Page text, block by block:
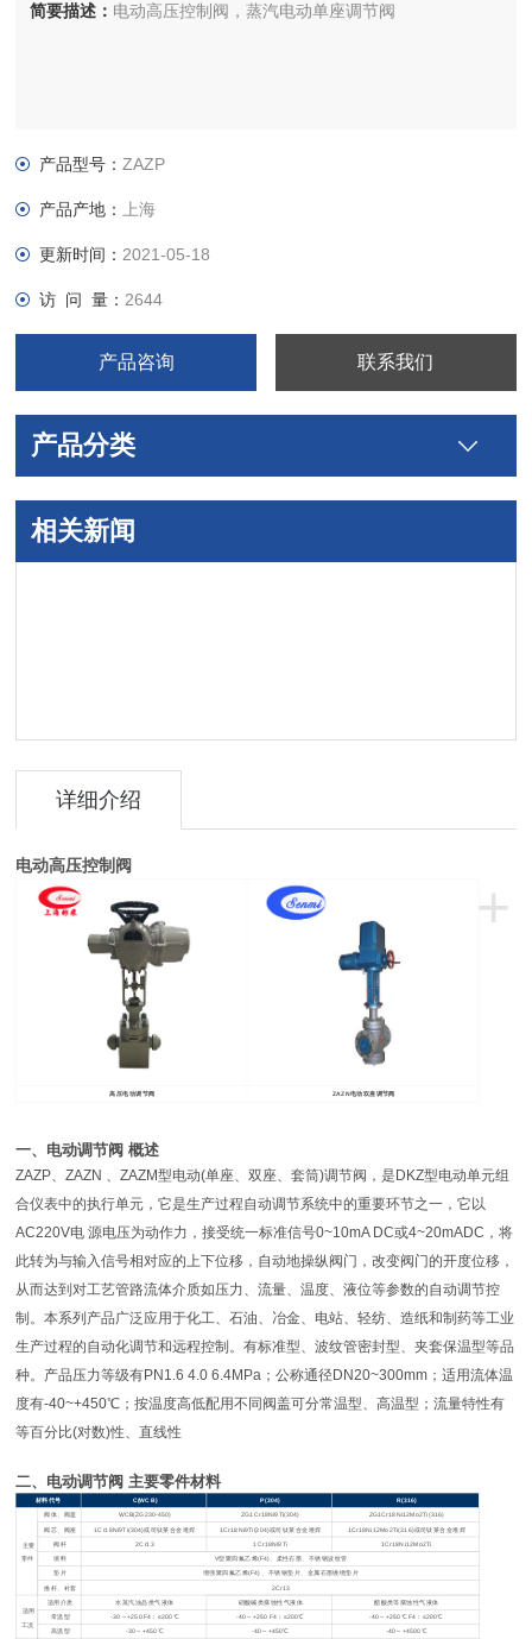
简要描述： 电动高压控制阀，蒸汽电动单座调节阀
产品型号：ZAZP
产品产地： 上海
更新时间： 2021-05-18
访 问 量： 2644
产品咨询 联系我们
产品分类
相关新闻
详细介绍
电动高压控制阀
+
高压电动调节阀 ZAZN电动双座调节阀
一、电动调节阀 概述
ZAZP、ZAZN 、ZAZM型电动(单座、双座、套筒)调节阀，是DKZ型电动单元组
合仪表中的执行单元，它是生产过程自动调节系统中的重要环节之一，它以
AC220V电 源电压为动作力，接受统一标准信号0~10mA DC或4~20mADC，将
此转为与输入信号相对应的上下位移，自动地操纵阀门，改变阀门的开度位移，
从而达到对工艺管路流体介质如压力、流量、温度、液位等参数的自动调节控
制。本系列产品广泛应用于化工、石油、冶金、电站、轻纺、造纸和制药等工业
生产过程的自动化调节和远程控制。有标准型、波纹管密封型、夹套保温型等品
种。产品压力等级有PN1.6 4.0 6.4MPa；公称通径DN20~300mm；适用流体温
度有-40~+450℃；按温度高低配用不同阀盖可分常温型、高温型；流量特性有
等百分比(对数)性、直线性
二、电动调节阀 主要零件材料
材料代号 C(WCB) P(304) R(316)
主要
零件
阀体、阀盖 WCB(ZG230-450) ZG1Cr18Ni9Ti(304) ZG1Cr18Ni12Mo2Ti(316)
阀芯、阀座
1Cr18Ni9Ti(304)或司钛莱合金堆焊 1Cr18Ni9Ti(304)或司钛莱合金堆焊 1Cr18Ni12Mo2Ti(316)或司钛莱合金堆焊
阀杆
2Cr13 1Cr18Ni9Ti
1Cr18Ni12Mo2Ti
填料
V型聚四氟乙烯(F4)、柔性石墨、不锈钢波纹管
垫片
增强聚四氟乙烯(F4) 、不锈钢垫片、金属石墨缠绕垫片
推杆、衬套
2Cr13
适用
工况
适用介质 水蒸汽油品类气液体 硝酸碱类腐蚀性气液体 醋酸类等腐蚀性气液体
常温型 -30 ～+250 F4：≤200℃ -40～+250 F4：≤200℃ -40～+250℃ F4：≤200℃
高温型
-30～+450℃ -40～+450℃ -40～+4500℃